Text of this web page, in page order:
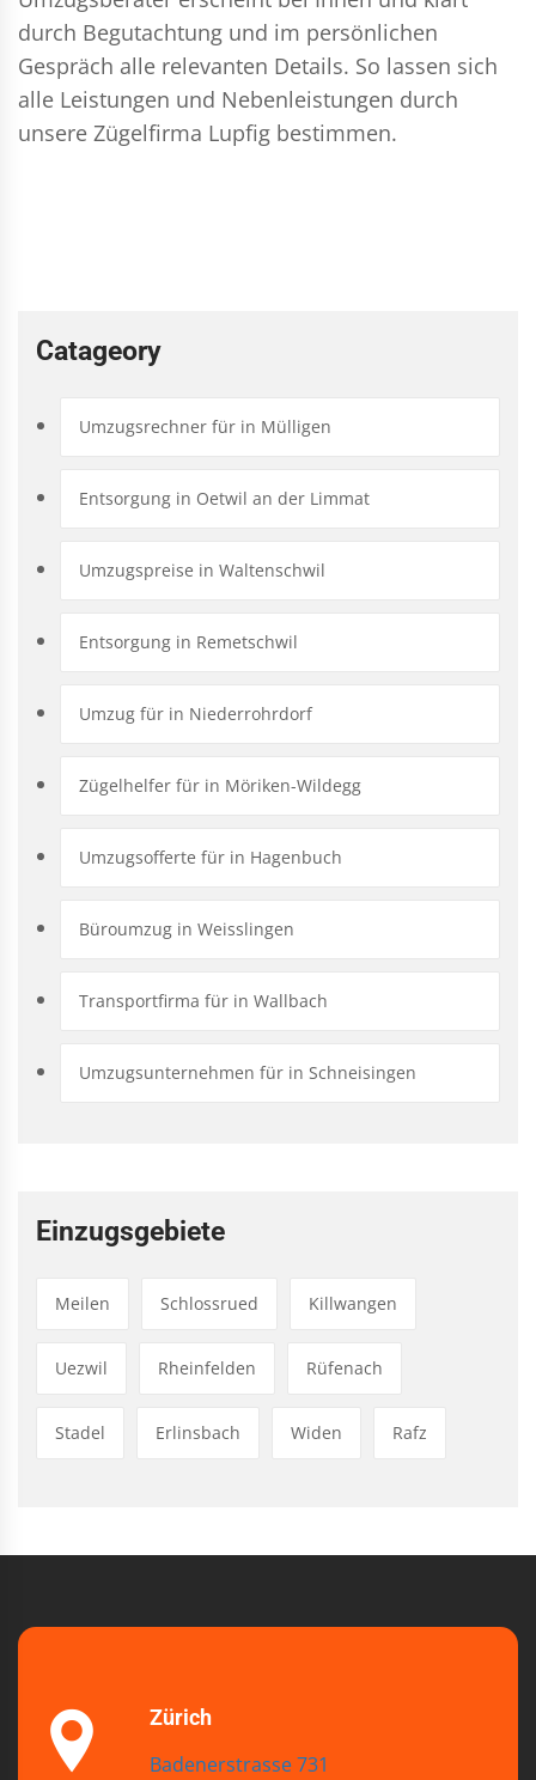
durch Begutachtung und im persönlichen
Gespräch alle relevanten Details. So lassen sich
alle Leistungen und Nebenleistungen durch
unsere Zügelfirma Lupfig bestimmen.
Catageory
Umzugsrechner für in Mülligen
Entsorgung in Oetwil an der Limmat
Umzugspreise in Waltenschwil
Entsorgung in Remetschwil
Umzug für in Niederrohrdorf
Zügelhelfer für in Möriken-Wildegg
Umzugsofferte für in Hagenbuch
Büroumzug in Weisslingen
Transportfirma für in Wallbach
Umzugsunternehmen für in Schneisingen
Einzugsgebiete
Meilen Schlossrued Killwangen
Uezwil Rheinfelden Rüfenach
Stadel Erlinsbach Widen Rafz
Zürich
Badenerstrasse 731